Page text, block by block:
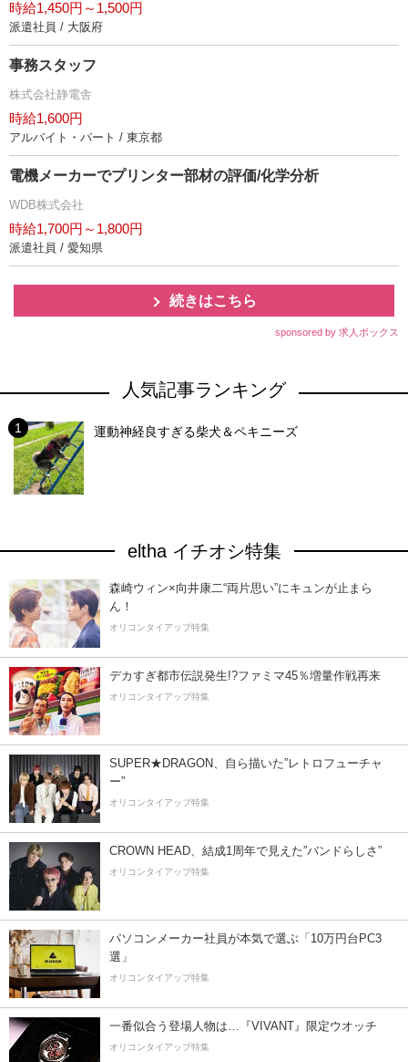
時給1,450円～1,500円
派遣社員 / 大阪府
事務スタッフ
株式会社静電舎
時給1,600円
アルバイト・パート / 東京都
電機メーカーでプリンター部材の評価/化学分析
WDB株式会社
時給1,700円～1,800円
派遣社員 / 愛知県
続きはこちら
sponsored by 求人ボックス
人気記事ランキング
運動神経良すぎる柴犬＆ペキニーズ
eltha イチオシ特集
森崎ウィン×向井康二“両片思い”にキュンが止まら
ん！
オリコンタイアップ特集
デカすぎ都市伝説発生!?ファミマ45％増量作戦再来
オリコンタイアップ特集
SUPER★DRAGON、自ら描いた”レトロフューチャ
ー”
オリコンタイアップ特集
CROWN HEAD、結成1周年で見えた”バンドらしさ”
オリコンタイアップ特集
パソコンメーカー社員が本気で選ぶ「10万円台PC3
選」
オリコンタイアップ特集
一番似合う登場人物は…『VIVANT』限定ウオッチ
オリコンタイアップ特集